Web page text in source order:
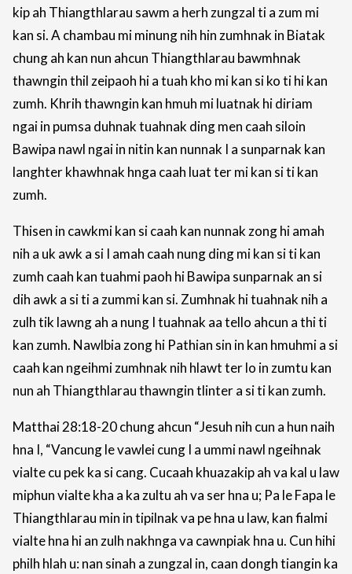
kip ah Thiangthlarau sawm a herh zungzal ti a zum mi
kan si. A chambau mi minung nih hin zumhnak in Biatak
chung ah kan nun ahcun Thiangthlarau bawmhnak
thawngin thil zeipaoh hi a tuah kho mi kan si ko ti hi kan
zumh. Khrih thawngin kan hmuh mi luatnak hi diriam
ngai in pumsa duhnak tuahnak ding men caah siloin
Bawipa nawl ngai in nitin kan nunnak I a sunparnak kan
langhter khawhnak hnga caah luat ter mi kan si ti kan
zumh.
Thisen in cawkmi kan si caah kan nunnak zong hi amah
nih a uk awk a si I amah caah nung ding mi kan si ti kan
zumh caah kan tuahmi paoh hi Bawipa sunparnak an si
dih awk a si ti a zummi kan si. Zumhnak hi tuahnak nih a
zulh tik lawng ah a nung I tuahnak aa tello ahcun a thi ti
kan zumh. Nawlbia zong hi Pathian sin in kan hmuhmi a si
caah kan ngeihmi zumhnak nih hlawt ter lo in zumtu kan
nun ah Thiangthlarau thawngin tlinter a si ti kan zumh.
Matthai 28:18-20 chung ahcun “Jesuh nih cun a hun naih
hna I, “Vancung le vawlei cung I a ummi nawl ngeihnak
vialte cu pek ka si cang. Cucaah khuazakip ah va kal u law
miphun vialte kha a ka zultu ah va ser hna u; Pa le Fapa le
Thiangthlarau min in tipilnak va pe hna u law, kan fialmi
vialte hna hi an zulh nakhnga va cawnpiak hna u. Cun hihi
philh hlah u: nan sinah a zungzal in, caan dongh tiangin ka